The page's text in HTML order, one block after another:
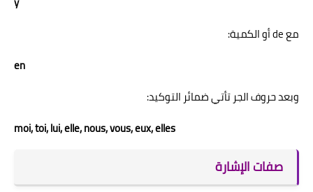
مع de أو الكمية:
en
وبعد حروف الجر تأتي ضمائر التوكيد:
moi, toi, lui, elle, nous, vous, eux, elles
صفات الإشارة